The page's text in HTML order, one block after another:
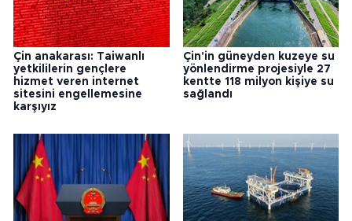
Çin anakarası: Taiwanlı
yetkililerin gençlere
hizmet veren internet
sitesini engellemesine
karşıyız
Çin'in güneyden kuzeye su
yönlendirme projesiyle 27
kentte 118 milyon kişiye su
sağlandı